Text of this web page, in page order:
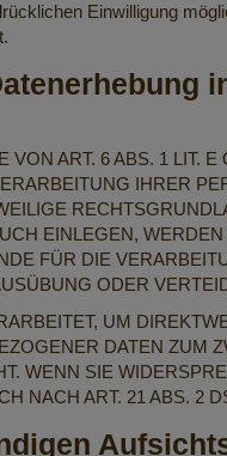
Einwilligung
ART. 6 ABS. 1 LIT.
IHRER
EINLEGEN,
FÜR DIE
ODER
UM
DATEN ZUM
WENN SIE
NACH ART. 21 ABS. 2